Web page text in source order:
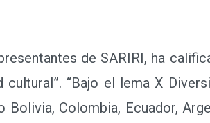
de SARIRI, ha
“Bajo el lema X
Colombia, Ecuador,